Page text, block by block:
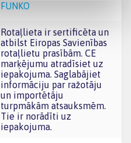
FUNKO
Rotaļlieta ir sertificēta un
atbilst Eiropas Savienības
rotaļlietu prasībām. CE
marķējumu atradīsiet uz
iepakojuma. Saglabājiet
informāciju par ražotāju
un importētāju
turpmākām atsauksmēm.
Tie ir norādīti uz
iepakojuma.